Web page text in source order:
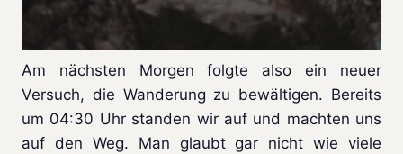
Am nächsten Morgen folgte also ein neuer
Versuch, die Wanderung zu bewältigen. Bereits
um 04:30 Uhr standen wir auf und machten uns
auf den Weg. Man glaubt gar nicht wie viele